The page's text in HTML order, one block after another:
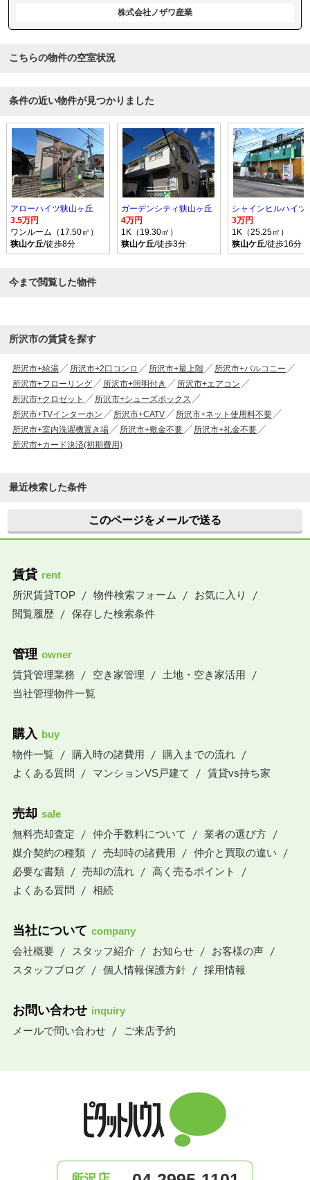
株式会社ノザワ産業
こちらの物件の空室状況
条件の近い物件が見つかりました
アローハイツ狭山ヶ丘
3.5万円
ワンルーム（17.50㎡）
狭山ケ丘/徒歩8分
ガーデンシティ狭山ヶ丘
4万円
1K（19.30㎡）
狭山ケ丘/徒歩3分
シャインヒルハイツ
3万円
1K（25.25㎡）
狭山ケ丘/徒歩16分
今まで閲覧した物件
所沢市の賃貸を探す
所沢市+給湯 所沢市+2口コンロ 所沢市+最上階
所沢市+バルコニー
所沢市+フローリング
所沢市+照明付き
所沢市+エアコン
所沢市+クロゼット
所沢市+シューズボックス
所沢市+TVインターホン
所沢市+CATV
所沢市+ネット使用料不要
所沢市+室内洗濯機置き場
所沢市+敷金不要
所沢市+礼金不要
所沢市+カード決済(初期費用)
最近検索した条件
このページをメールで送る
賃貸 rent
所沢賃貸TOP
物件検索フォーム
お気に入り
閲覧履歴
保存した検索条件
管理 owner
賃貸管理業務
空き家管理
土地・空き家活用
当社管理物件一覧
購入 buy
物件一覧
購入時の諸費用
購入までの流れ
よくある質問
マンションVS戸建て 賃貸vs持ち家
売却 sale
無料売却査定
仲介手数料について
業者の選び方
媒介契約の種類
売却時の諸費用
仲介と買取の違い
必要な書類
売却の流れ
高く売るポイント
よくある質問
相続
当社について company
会社概要
スタッフ紹介 お知らせ
お客様の声
スタッフブログ
個人情報保護方針 採用情報
お問い合わせ inquiry
メールで問い合わせ
ご来店予約